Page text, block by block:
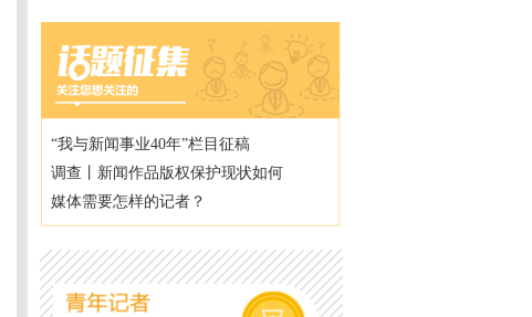
“我与新闻事业40年”栏目征稿
调查丨新闻作品版权保护现状如何
媒体需要怎样的记者？